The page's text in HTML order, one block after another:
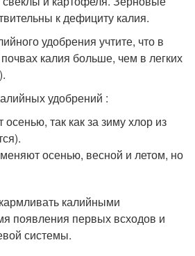
к дефициту калия.
удобрения учтите, что в
калия больше, чем в легких
удобрений :
так как за зиму хлор из
осенью, весной и летом, но
калийными
появления первых всходов и
системы.